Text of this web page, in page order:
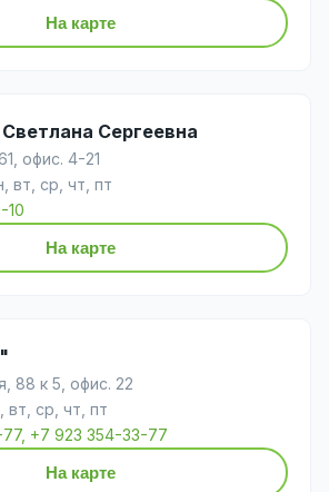
На карте
Сергеевна
офис. 4-21
вт, ср, чт, пт
10
На карте
88 к 5, офис. 22
вт, ср, чт, пт
77, +7 923 354-33-77
На карте